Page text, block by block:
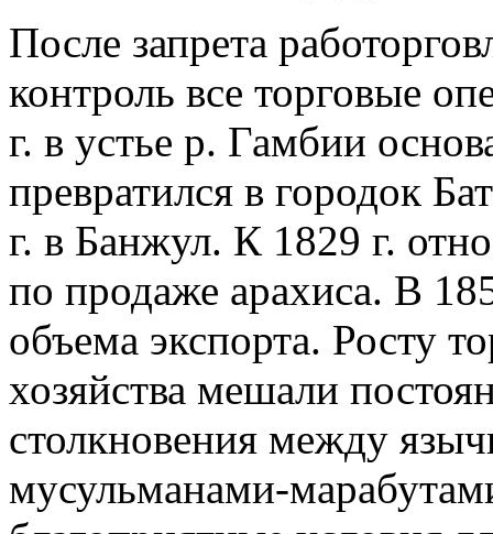
После запрета
контроль все торговые
г. в устье р. Гамбии
превратился в городок
г. в Банжул. К 1829 г.
по продаже арахиса. В
объема экспорта. Росту
хозяйства мешали
столкновения между
мусульманами-